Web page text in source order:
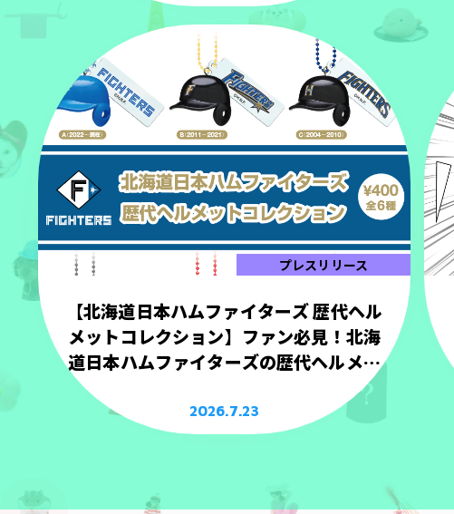
プレスリリース
【北海道日本ハムファイターズ 歴代ヘル
メットコレクション】ファン必見！北海
道日本ハムファイターズの歴代ヘルメッ
2026.7.23